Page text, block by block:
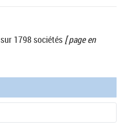
sur 1798 sociétés [ page en